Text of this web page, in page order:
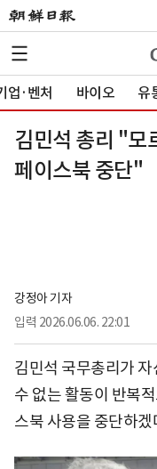
업·벤처 바이오 유
김민석 총리 "
페이스북 중단"
강정아 기자
입력 2026.06.06. 22:01
김민석 국무총리가
수 없는 활동이 반복
스북 사용을 중단하